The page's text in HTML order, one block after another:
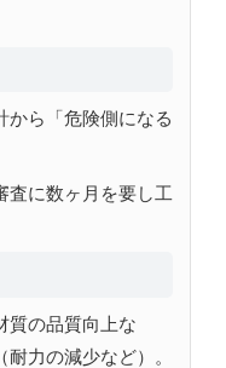
から「危険側になる
査に数ヶ月を要し工
質の品質向上な
力の減少など）。